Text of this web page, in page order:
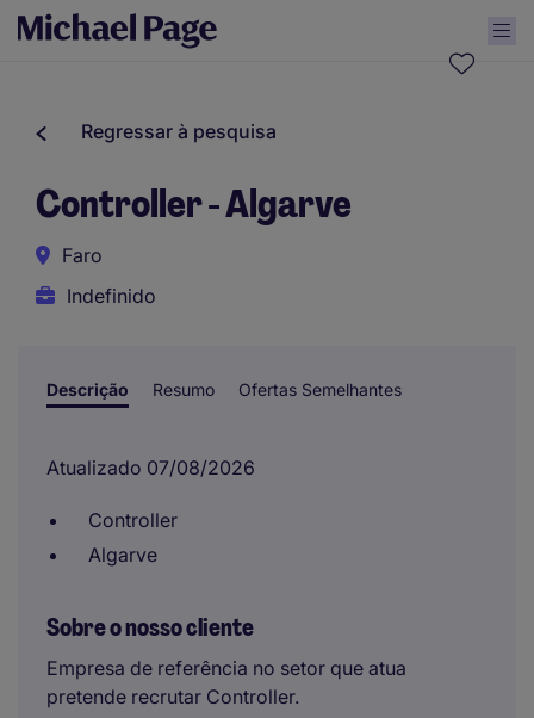
Regressar à pesquisa
Controller - Algarve
Faro
Indefinido
Descrição Resumo Ofertas Semelhantes
Atualizado 07/08/2026
Controller
Algarve
Sobre o nosso cliente
Empresa de referência no setor que atua
pretende recrutar Controller.